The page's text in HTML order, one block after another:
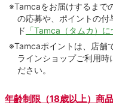
※Tamcaをお届けするまで
の応募や、ポイントの付
ド 「Tamca（タムカ）に
※Tamcaポイントは、店舗
ラインショップご利用時
ださい。
年齢制限（18歳以上）商